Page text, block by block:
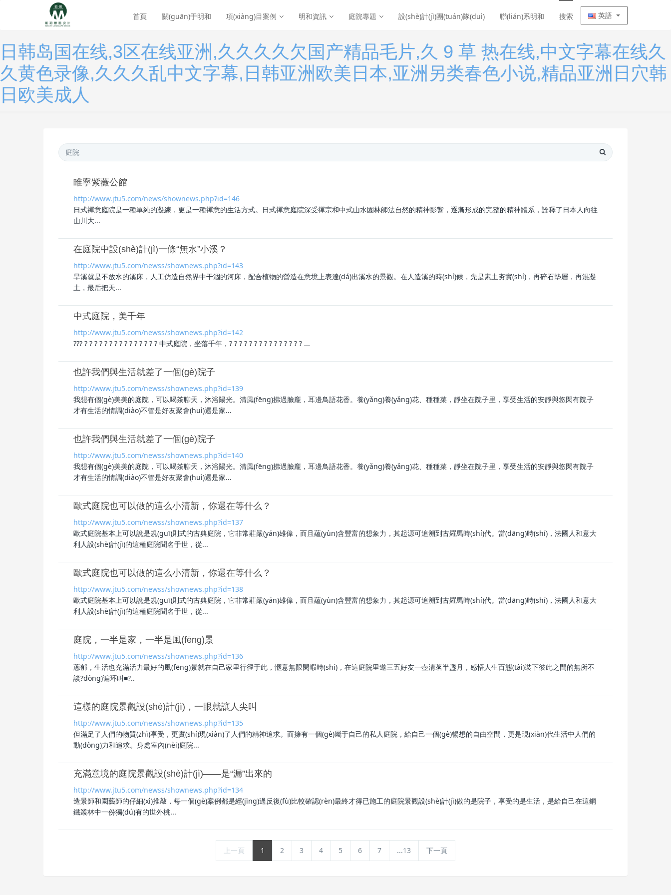
日韩岛国在线,3区在线亚洲,久久久久欠国产精品毛片,久 9 草 热在线,中文字幕在线久
久黄色录像,久久久乱中文字幕,日韩亚洲欧美日本,亚洲另类春色小说,精品亚洲日穴韩
日欧美成人
首頁 關(guān)于明和 項(xiàng)目案例 明和資訊 庭院專題 設(shè)計(jì)團(tuán)隊(duì) 聯(lián)系明和 搜索 英語
睢寧紫薇公館
http://www.jtu5.com/news/shownews.php?id=146
日式禪意庭院是一種單純的凝練，更是一種禪意的生活方式。日式禪意庭院深受禪宗和中式山水園林師法自然的精神影響，逐漸形成的完整的精神體系，詮釋了日本人向往
山川大...
在庭院中設(shè)計(jì)一條“無水”小溪？
http://www.jtu5.com/newss/shownews.php?id=143
旱溪就是不放水的溪床，人工仿造自然界中干涸的河床，配合植物的營造在意境上表達(dá)出溪水的景觀。在人造溪的時(shí)候，先是素土夯實(shí)，再碎石墊層，再混凝
土，最后把天...
中式庭院，美千年
http://www.jtu5.com/newss/shownews.php?id=142
??? ? ? ? ? ? ? ? ? ? ? ? ? ? ? ? 中式庭院 ，坐落千年，? ? ? ? ? ? ? ? ? ? ? ? ? ? ? ...
也許我們與生活就差了一個(gè)院子
http://www.jtu5.com/newss/shownews.php?id=139
我想有個(gè)美美的庭院 ，可以喝茶聊天，沐浴陽光。清風(fēng)拂過臉龐，耳邊鳥語花香。養(yǎng)養(yǎng)花、種種菜，靜坐在院子里，享受生活的安靜與悠閑有院子
才有生活的情調(diào)不管是好友聚會(huì)還是家...
也許我們與生活就差了一個(gè)院子
http://www.jtu5.com/newss/shownews.php?id=140
我想有個(gè)美美的庭院 ，可以喝茶聊天，沐浴陽光。清風(fēng)拂過臉龐，耳邊鳥語花香。養(yǎng)養(yǎng)花、種種菜，靜坐在院子里，享受生活的安靜與悠閑有院子
才有生活的情調(diào)不管是好友聚會(huì)還是家...
歐式庭院也可以做的這么小清新，你還在等什么？
http://www.jtu5.com/newss/shownews.php?id=137
歐式庭院基本上可以說是規(guī)則式的古典庭院 ，它非常莊嚴(yán)雄偉，而且蘊(yùn)含豐富的想象力，其起源可追溯到古羅馬時(shí)代。當(dāng)時(shí)，法國人和意大
利人設(shè)計(jì)的這種庭院聞名于世，從...
歐式庭院也可以做的這么小清新，你還在等什么？
http://www.jtu5.com/newss/shownews.php?id=138
歐式庭院基本上可以說是規(guī)則式的古典庭院 ，它非常莊嚴(yán)雄偉，而且蘊(yùn)含豐富的想象力，其起源可追溯到古羅馬時(shí)代。當(dāng)時(shí)，法國人和意大
利人設(shè)計(jì)的這種庭院聞名于世，從...
庭院，一半是家，一半是風(fēng)景
http://www.jtu5.com/newss/shownews.php?id=136
蔥郁，生活也充滿活力最好的風(fēng)景就在自己家里行徑于此，愜意無限閑暇時(shí)，在這庭院里邀三五好友一壺清茗半盞月，感悟人生百態(tài)裝下彼此之間的無所不
談?dòng)谝环叫≡?..
這樣的庭院景觀設(shè)計(jì)，一眼就讓人尖叫
http://www.jtu5.com/newss/shownews.php?id=135
但滿足了人們的物質(zhì)享受，更實(shí)現(xiàn)了人們的精神追求。而擁有一個(gè)屬于自己的私人 庭院 ，給自己一個(gè)暢想的自由空間，更是現(xiàn)代生活中人們的
動(dòng)力和追求。身處室內(nèi)庭院...
充滿意境的庭院景觀設(shè)計(jì)——是“漏”出來的
http://www.jtu5.com/newss/shownews.php?id=134
造景師和園藝師的仔細(xì)推敲，每一個(gè)案例都是經(jīng)過反復(fù)比較確認(rèn)最終才得已施工的庭院景觀設(shè)計(jì)做的是院子，享受的是生活，是給自己在這鋼
鐵叢林中一份獨(dú)有的世外桃...
上一頁 1 2 3 4 5 6 7 ...13 下一頁